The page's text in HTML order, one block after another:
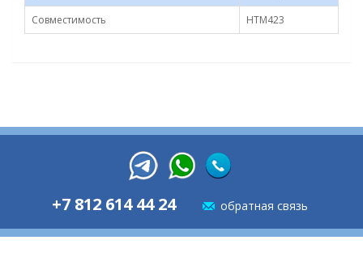
Совместимость
HTM423
+7 812 614 44 24 обратная связь